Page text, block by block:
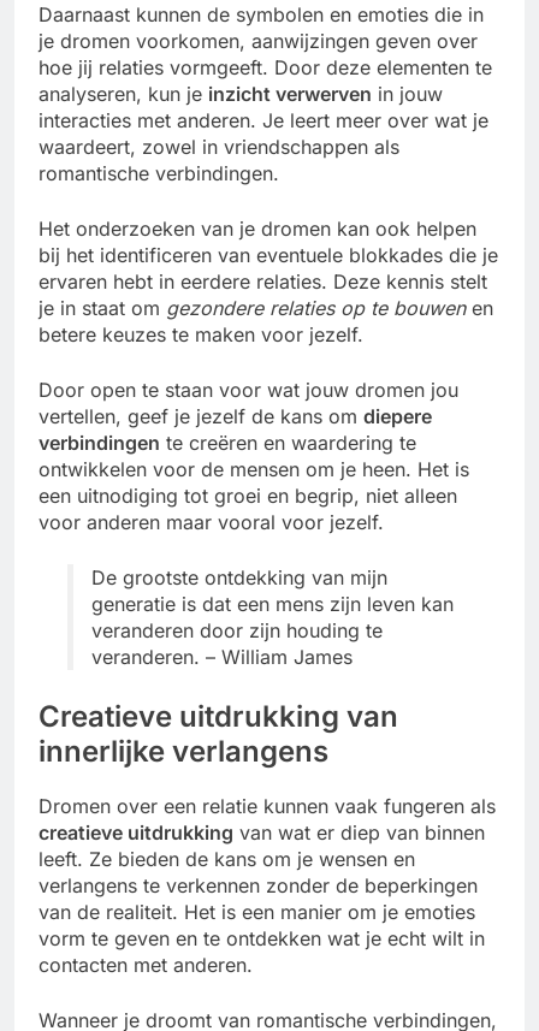
Daarnaast kunnen de symbolen en emoties die in
je dromen voorkomen, aanwijzingen geven over
hoe jij relaties vormgeeft. Door deze elementen te
analyseren, kun je inzicht verwerven in jouw
interacties met anderen. Je leert meer over wat je
waardeert, zowel in vriendschappen als
romantische verbindingen.
Het onderzoeken van je dromen kan ook helpen
bij het identificeren van eventuele blokkades die je
ervaren hebt in eerdere relaties. Deze kennis stelt
je in staat om gezondere relaties op te bouwenen
betere keuzes te maken voor jezelf.
Door open te staan voor wat jouw dromen jou
vertellen, geef je jezelf de kans om diepere
verbindingen te creëren en waardering te
ontwikkelen voor de mensen om je heen. Het is
een uitnodiging tot groei en begrip, niet alleen
voor anderen maar vooral voor jezelf.
De grootste ontdekking van mijn
generatie is dat een mens zijn leven kan
veranderen door zijn houding te
veranderen. – William James
Creatieve uitdrukking van
innerlijke verlangens
Dromen over een relatie kunnen vaak fungeren als
creatieve uitdrukking van wat er diep van binnen
leeft. Ze bieden de kans om je wensen en
verlangens te verkennen zonder de beperkingen
van de realiteit. Het is een manier om je emoties
vorm te geven en te ontdekken wat je echt wilt in
contacten met anderen.
Wanneer je droomt van romantische verbindingen,